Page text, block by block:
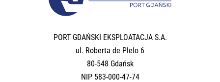
PORT GDAŃSKI EKSPLOATACJA S.A.
ul. Roberta de Plelo 6
80-548 Gdańsk
NIP 583-000-47-74